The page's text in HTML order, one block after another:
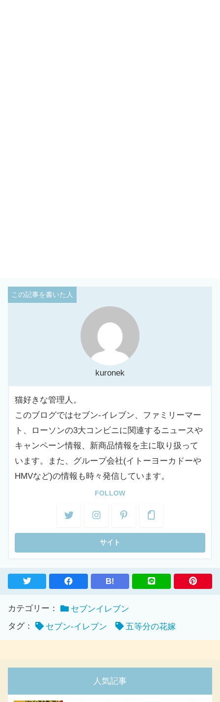
kuronek
猫好きな管理人。
このブログではセブン-イレブン、ファミリーマー
ト、ローソンの3大コンビニに関連するニュースや
キャンペーン情報、新商品情報を主に取り扱って
います。また、グループ会社(イトーヨーカドーや
HMVなど)の情報も時々発信しています。
FOLLOW
B!
カテゴリー：
セブンイレブン
タグ：
セブン-イレブン 五等分の花嫁
人気記事